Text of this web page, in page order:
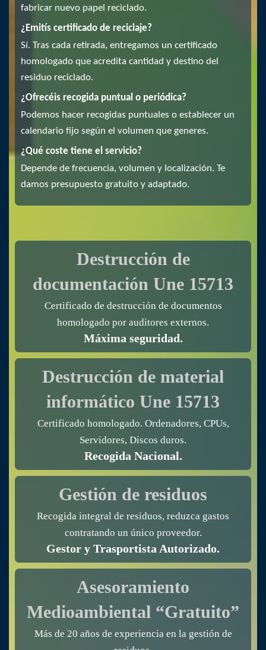
fabricar nuevo papel reciclado.
¿Emitís certificado de reciclaje?
Sí. Tras cada retirada, entregamos un certificado
homologado que acredita cantidad y destino del
residuo reciclado.
¿Ofrecéis recogida puntual o periódica?
Podemos hacer recogidas puntuales o establecer un
calendario fijo según el volumen que generes.
¿Qué coste tiene el servicio?
Depende de frecuencia, volumen y localización. Te
damos presupuesto gratuito y adaptado.
Destrucción de
documentación Une 15713
Certificado de destrucción de documentos
homologado por auditores externos.
Máxima seguridad.
Destrucción de material
informático Une 15713
Certificado homologado. Ordenadores, CPUs,
Servidores, Discos duros.
Recogida Nacional.
Gestión de residuos
Recogida integral de residuos, reduzca gastos
contratando un único proveedor.
Gestor y Trasportista Autorizado.
Asesoramiento
Medioambiental “Gratuito”
Más de 20 años de experiencia en la gestión de